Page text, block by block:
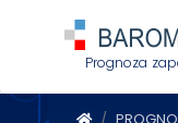
Prognoza
POWRÓT DO